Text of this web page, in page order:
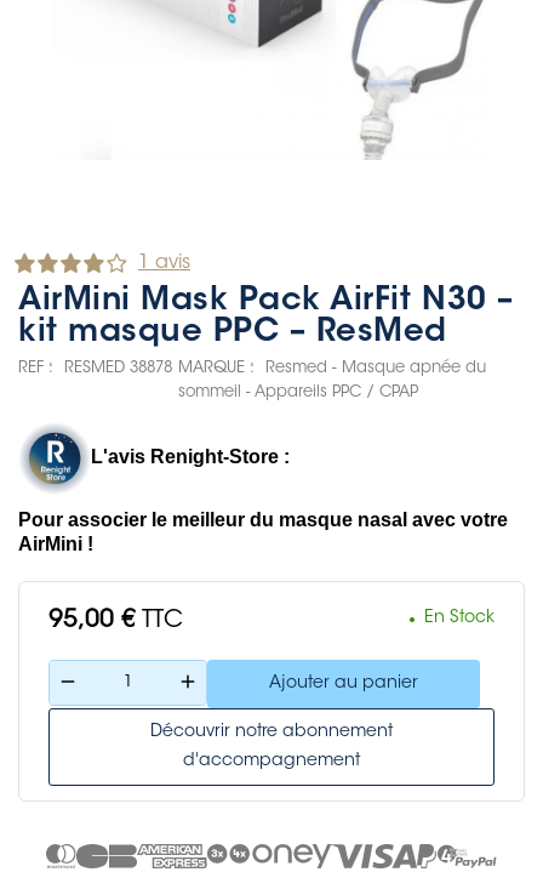
1 avis
AirMini Mask Pack AirFit N30 –
kit masque PPC – ResMed
REF : RESMED 38878 MARQUE :
Resmed - Masque apnée du
sommeil - Appareils PPC / CPAP
L'avis Renight-Store :
Pour associer le meilleur du masque nasal avec votre
AirMini !
95,00 € TTC En Stock
remove add Ajouter au panier
Découvrir notre abonnement
d'accompagnement